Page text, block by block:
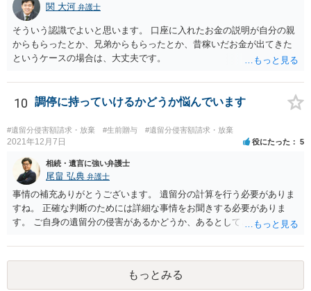
関 大河 弁護士
そういう認識でよいと思います。 口座に入れたお金の説明が自分の親
からもらったとか、兄弟からもらったとか、昔稼いだお金が出てきた
というケースの場合は、大丈夫です。
10 調停に持っていけるかどうか悩んでいます
#遺留分侵害額請求・放棄 #生前贈与 #遺留分侵害額請求・放棄
2021年12月7日 役にたった 5
相続・遺言に強い弁護士
尾畠 弘典 弁護士
事情の補充ありがとうございます。 遺留分の計算を行う必要がありま
すね。 正確な判断のためには詳細な事情をお聞きする必要がありま
す。 ご自身の遺留分の侵害があるかどうか、あるとしてどの程度の金
相談されるのが良いと思います。
もっとみる